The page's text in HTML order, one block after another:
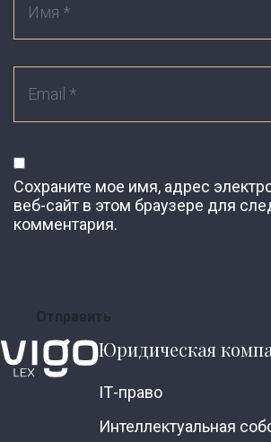
Сохраните мое имя, адрес
веб-сайт в этом браузере для
комментария.
Юридическая
ІТ-право
Интеллектуальная